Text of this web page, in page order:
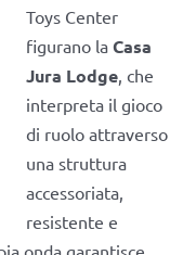
Toys Center
figurano la Casa
Jura Lodge, che
interpreta il gioco
di ruolo attraverso
una struttura
accessoriata,
resistente e